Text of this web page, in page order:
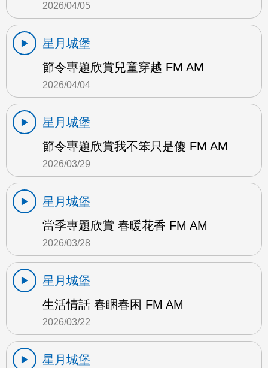
2026/04/05
星月城堡
節令專題欣賞兒童穿越 FM AM
2026/04/04
星月城堡
節令專題欣賞我不笨只是傻 FM AM
2026/03/29
星月城堡
當季專題欣賞 春暖花香 FM AM
2026/03/28
星月城堡
生活情話 春睏春困 FM AM
2026/03/22
星月城堡